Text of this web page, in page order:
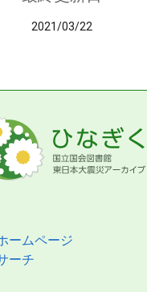
2021/03/22
ームページ
ーチ